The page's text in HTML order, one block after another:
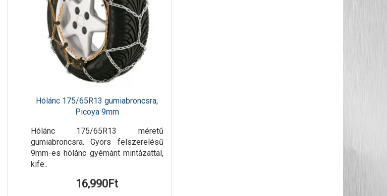
Hólánc 175/65R13 gumiabroncsra,
Picoya 9mm
Hólánc 175/65R13 méretű
gumiabroncsra. Gyors felszerelésű
9mm-es hólánc gyémánt mintázattal,
kife..
16,990Ft